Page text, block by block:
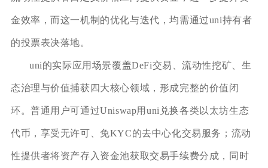
金效率，而这一机制的优化与迭代，均需通过uni持有者
的投票表决落地。
uni的实际应用场景覆盖DeFi交易、流动性挖矿、生
态治理与价值捕获四大核心领域，形成完整的价值闭
环。普通用户可通过Uniswap用uni兑换各类以太坊生态
代币，享受无许可、免KYC的去中心化交易服务；流动
性提供者将资产存入资金池获取交易手续费分成，同时